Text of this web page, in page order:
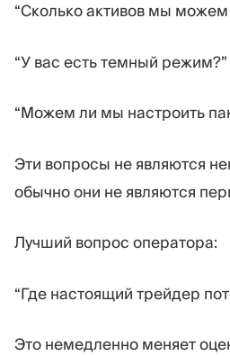
“Сколько активов мы можем
“У вас есть темный режим?”
“Можем ли мы настроить
Эти вопросы не являются
обычно они не являются
Лучший вопрос оператора:
“Где настоящий трейдер
Это немедленно меняет